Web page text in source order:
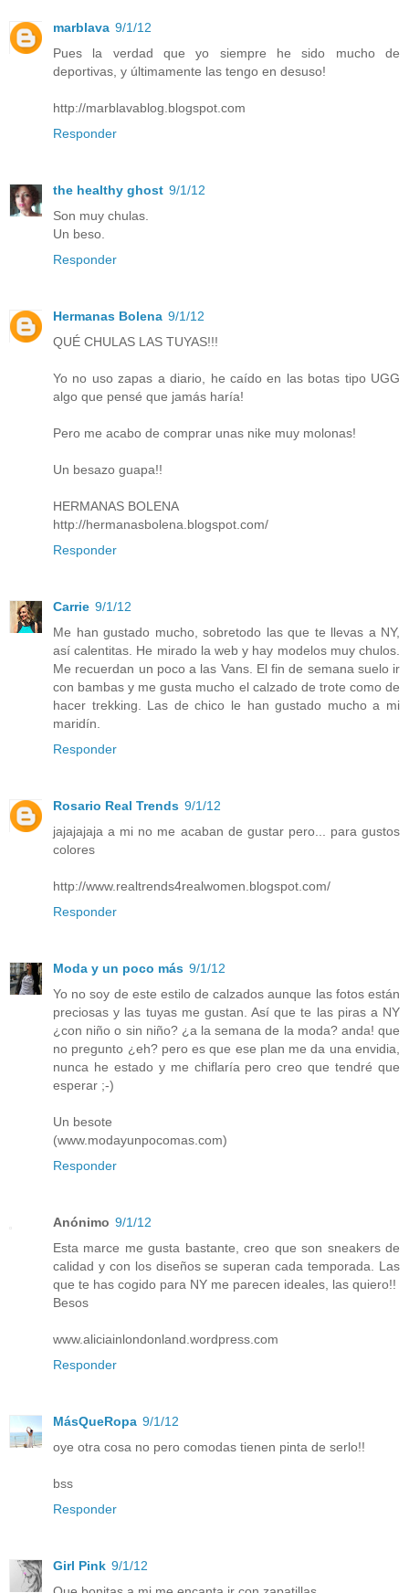
marblava 9/1/12
Pues la verdad que yo siempre he sido mucho de
deportivas, y últimamente las tengo en desuso!
http://marblavablog.blogspot.com
Responder
the healthy ghost 9/1/12
Son muy chulas.
Un beso.
Responder
Hermanas Bolena 9/1/12
QUÉ CHULAS LAS TUYAS!!!
Yo no uso zapas a diario, he caído en las botas tipo UGG
algo que pensé que jamás haría!
Pero me acabo de comprar unas nike muy molonas!
Un besazo guapa!!
HERMANAS BOLENA
http://hermanasbolena.blogspot.com/
Responder
Carrie 9/1/12
Me han gustado mucho, sobretodo las que te llevas a NY,
así calentitas. He mirado la web y hay modelos muy chulos.
Me recuerdan un poco a las Vans. El fin de semana suelo ir
con bambas y me gusta mucho el calzado de trote como de
hacer trekking. Las de chico le han gustado mucho a mi
maridín.
Responder
Rosario Real Trends 9/1/12
jajajajaja a mi no me acaban de gustar pero... para gustos
colores
http://www.realtrends4realwomen.blogspot.com/
Responder
Moda y un poco más 9/1/12
Yo no soy de este estilo de calzados aunque las fotos están
preciosas y las tuyas me gustan. Así que te las piras a NY
¿con niño o sin niño? ¿a la semana de la moda? anda! que
no pregunto ¿eh? pero es que ese plan me da una envidia,
nunca he estado y me chiflaría pero creo que tendré que
esperar ;-)
Un besote
(www.modayunpocomas.com)
Responder
Anónimo 9/1/12
Esta marce me gusta bastante, creo que son sneakers de
calidad y con los diseños se superan cada temporada. Las
que te has cogido para NY me parecen ideales, las quiero!!
Besos
www.aliciainlondonland.wordpress.com
Responder
MásQueRopa 9/1/12
oye otra cosa no pero comodas tienen pinta de serlo!!
bss
Responder
Girl Pink 9/1/12